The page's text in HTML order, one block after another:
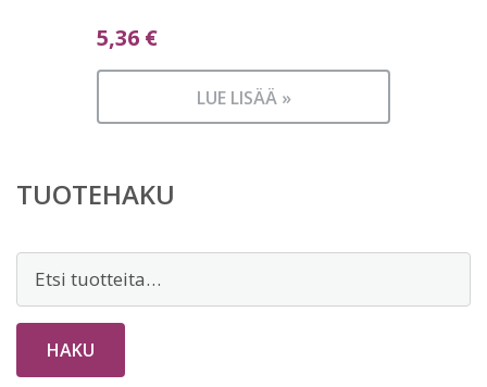
5,36 €
LUE LISÄÄ »
TUOTEHAKU
Etsi:
HAKU